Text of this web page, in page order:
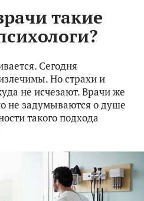
такие
Сегодня
Но страхи и
не исчезают. Врачи же
не задумываются о душе
такого подхода